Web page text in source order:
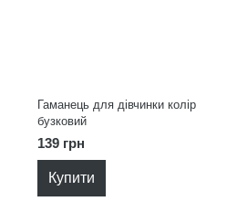
Гаманець для дівчинки колір
бузковий
139 грн
Купити